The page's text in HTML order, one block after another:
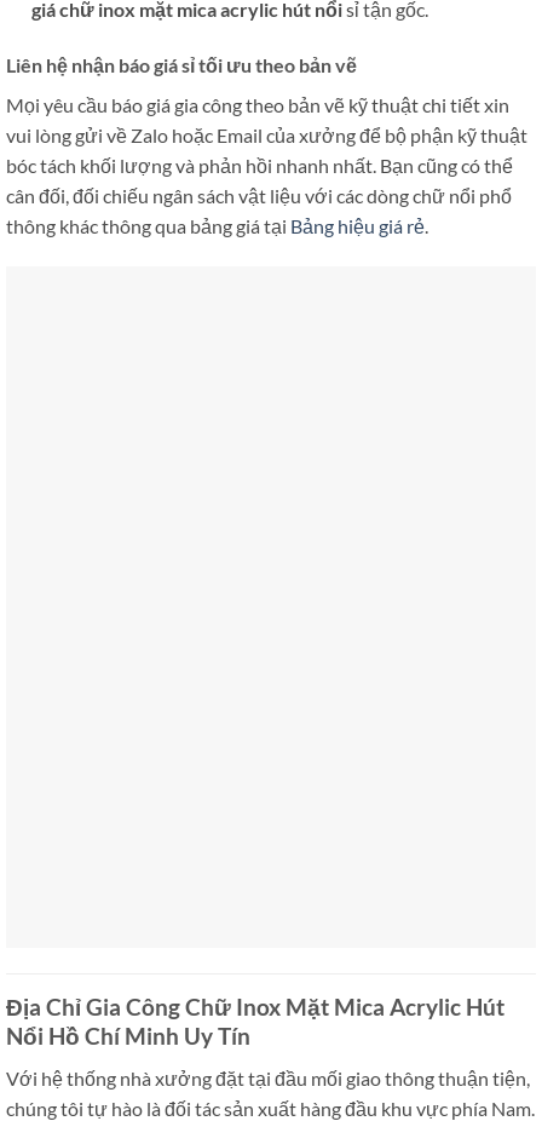
giá chữ inox mặt mica acrylic hút nổisỉ tận gốc.
Liên hệ nhận báo giá sỉ tối ưu theo bản vẽ
Mọi yêu cầu báo giá gia công theo bản vẽ kỹ thuật chi tiết xin
vui lòng gửi về Zalo hoặc Email của xưởng để bộ phận kỹ thuật
bóc tách khối lượng và phản hồi nhanh nhất. Bạn cũng có thể
cân đối, đối chiếu ngân sách vật liệu với các dòng chữ nổi phổ
thông khác thông qua bảng giá tại Bảng hiệu giá rẻ.
Địa Chỉ Gia Công Chữ Inox Mặt Mica Acrylic Hút
Nổi Hồ Chí Minh Uy Tín
Với hệ thống nhà xưởng đặt tại đầu mối giao thông thuận tiện,
chúng tôi tự hào là đối tác sản xuất hàng đầu khu vực phía Nam.